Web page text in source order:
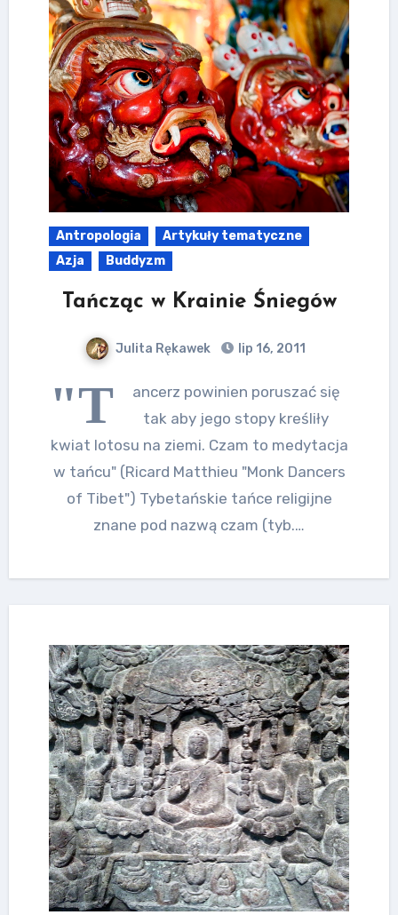
Antropologia
Artykuły tematyczne
Azja
Buddyzm
Tańcząc w Krainie Śniegów
Julita Rękawek lip 16, 2011
"T
ancerz powinien poruszać się
tak aby jego stopy kreśliły
kwiat lotosu na ziemi. Czam to medytacja
w tańcu" (Ricard Matthieu "Monk Dancers
of Tibet") Tybetańskie tańce religijne
znane pod nazwą czam (tyb.…